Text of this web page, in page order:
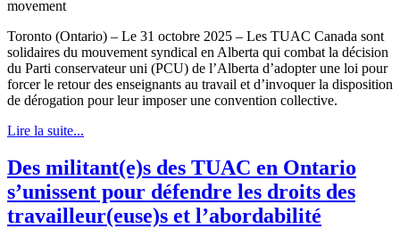
Toronto (Ontario) – Le 31 octobre 2025 – Les TUAC Canada sont
solidaires du mouvement syndical en Alberta qui combat la décision
du Parti conservateur uni (PCU) de l’Alberta d’adopter une loi pour
forcer le retour des enseignants au travail et d’invoquer la disposition
de dérogation pour leur imposer une convention collective.
Lire la suite...
Des militant(e)s des TUAC en Ontario
s’unissent pour défendre les droits des
travailleur(euse)s et l’abordabilité